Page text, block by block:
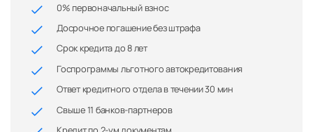
0% первоначальный взнос
Досрочное погашение без штрафа
Срок кредита до 8 лет
Госпрограммы льготного автокредитования
Ответ кредитного отдела в течении 30 мин
Свыше 11 банков-партнеров